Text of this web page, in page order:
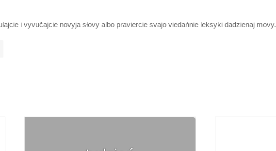
i vyvučajcie novyja słovy albo praviercie svajo viedańnie leksyki dadzienaj movy.